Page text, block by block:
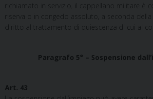
richiamato in servizio, il cappellano militare è
riserva o in congedo assoluto, a seconda della
diritto al trattamento di quiescenza di cui al
Paragrafo 5° – Sospensione
Art. 43